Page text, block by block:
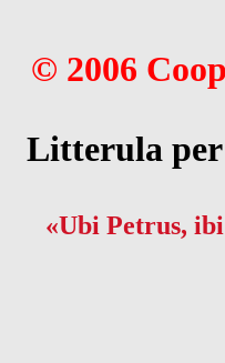
© 2006
Litterula
«Ubi Petrus,